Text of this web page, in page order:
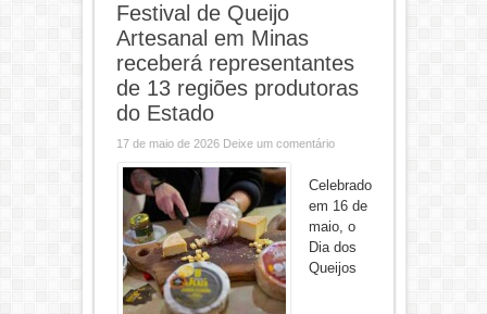
Festival de Queijo
Artesanal em Minas
receberá representantes
de 13 regiões produtoras
do Estado
17 de maio de 2026 Deixe um comentário
Celebrado
em 16 de
maio, o
Dia dos
Queijos